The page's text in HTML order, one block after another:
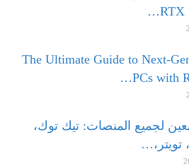
RTX
The Ultimate Guide to Next-
PCs with
لجميع المنصات: تيك توك،
تويتر،…